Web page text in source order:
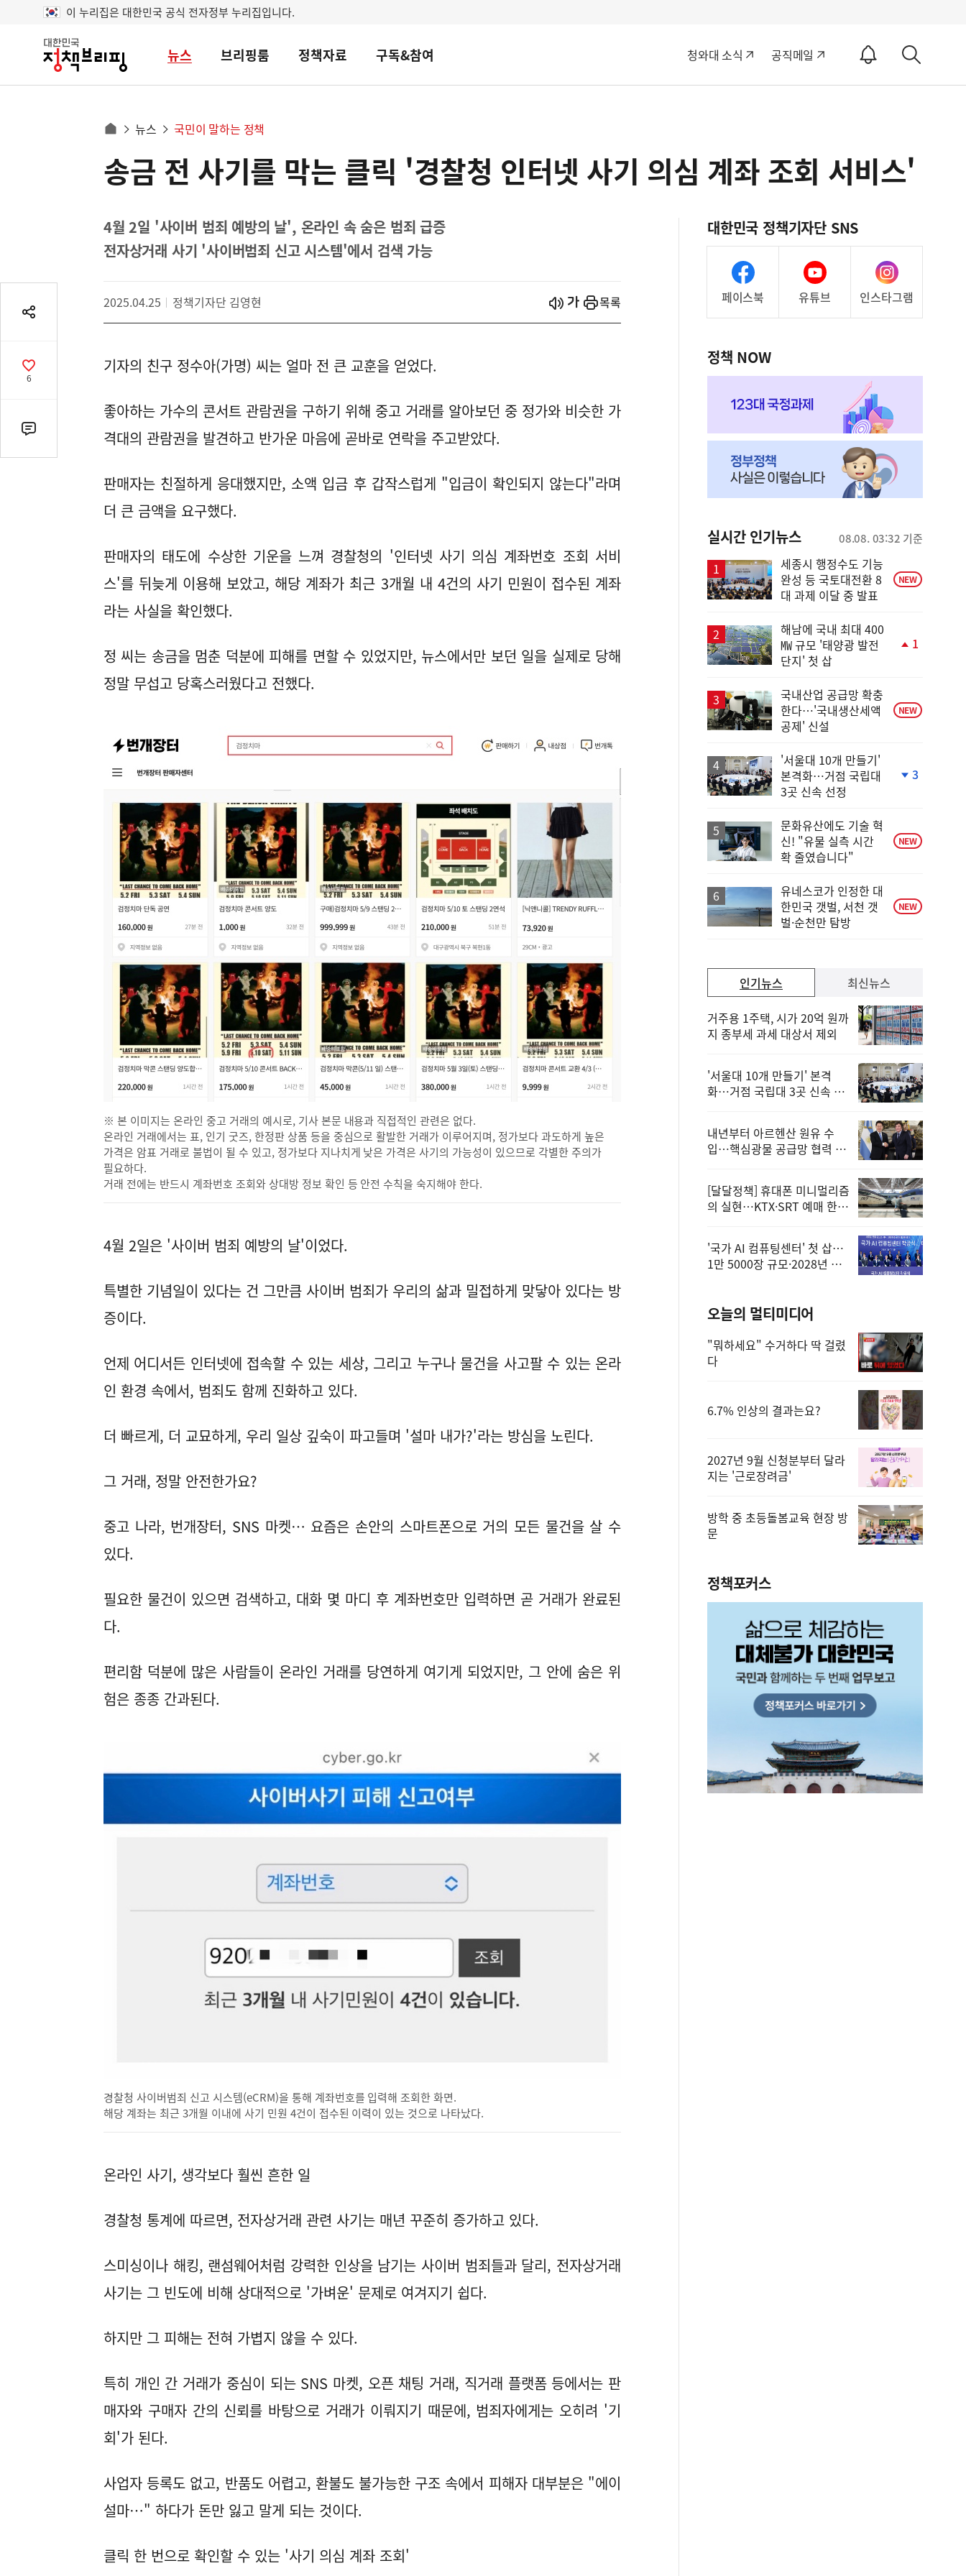
이 누리집은 대한민국 공식 전자정부 누리집입니다.
대
민
뉴스 브리핑룸 정책자료 구독&참여 청와대 소식 공직메일
알
ON
세
로
뉴스 국민이 말하는 정책
공
기
공
감
6
댓
글
송금 전 사기를 막는 클릭 '경찰청 인터넷 사기 의심 계좌 조회 서비스'
4월 2일 '사이버 범죄 예방의 날', 온라인 속 숨은 범죄 급증
전자상거래 사기 '사이버범죄 신고 시스템'에서 검색 가능
2025.04.25 정책기자단 김영현 시작
열기 목록
기자의 친구 정수아(가명) 씨는 얼마 전 큰 교훈을 얻었다.
좋아하는 가수의 콘서트 관람권을 구하기 위해 중고 거래를 알아보던 중 정가와 비슷한 가
격대의 관람권을 발견하고 반가운 마음에 곧바로 연락을 주고받았다.
판매자는 친절하게 응대했지만, 소액 입금 후 갑작스럽게 "입금이 확인되지 않는다"라며
더 큰 금액을 요구했다.
판매자의 태도에 수상한 기운을 느껴 경찰청의 '인터넷 사기 의심 계좌번호 조회 서비
스'를 뒤늦게 이용해 보았고, 해당 계좌가 최근 3개월 내 4건의 사기 민원이 접수된 계좌
라는 사실을 확인했다.
정 씨는 송금을 멈춘 덕분에 피해를 면할 수 있었지만, 뉴스에서만 보던 일을 실제로 당해
정말 무섭고 당혹스러웠다고 전했다.
※ 본 이미지는 온라인 중고 거래의 예시로, 기사 본문 내용과 직접적인 관련은 없다.
온라인 거래에서는 표, 인기 굿즈, 한정판 상품 등을 중심으로 활발한 거래가 이루어지며, 정가보다 과도하게 높은
가격은 암표 거래로 불법이 될 수 있고, 정가보다 지나치게 낮은 가격은 사기의 가능성이 있으므로 각별한 주의가
필요하다.
거래 전에는 반드시 계좌번호 조회와 상대방 정보 확인 등 안전 수칙을 숙지해야 한다.
4월 2일은 '사이버 범죄 예방의 날'이었다.
특별한 기념일이 있다는 건 그만큼 사이버 범죄가 우리의 삶과 밀접하게 맞닿아 있다는 방
증이다.
언제 어디서든 인터넷에 접속할 수 있는 세상, 그리고 누구나 물건을 사고팔 수 있는 온라
인 환경 속에서, 범죄도 함께 진화하고 있다.
더 빠르게, 더 교묘하게, 우리 일상 깊숙이 파고들며 '설마 내가?'라는 방심을 노린다.
그 거래, 정말 안전한가요?
중고 나라, 번개장터, SNS 마켓… 요즘은 손안의 스마트폰으로 거의 모든 물건을 살 수
있다.
필요한 물건이 있으면 검색하고, 대화 몇 마디 후 계좌번호만 입력하면 곧 거래가 완료된
다.
편리함 덕분에 많은 사람들이 온라인 거래를 당연하게 여기게 되었지만, 그 안에 숨은 위
험은 종종 간과된다.
경찰청 사이버범죄 신고 시스템(eCRM)을 통해 계좌번호를 입력해 조회한 화면.
해당 계좌는 최근 3개월 이내에 사기 민원 4건이 접수된 이력이 있는 것으로 나타났다.
온라인 사기, 생각보다 훨씬 흔한 일
경찰청 통계에 따르면, 전자상거래 관련 사기는 매년 꾸준히 증가하고 있다.
스미싱이나 해킹, 랜섬웨어처럼 강력한 인상을 남기는 사이버 범죄들과 달리, 전자상거래
사기는 그 빈도에 비해 상대적으로 '가벼운' 문제로 여겨지기 쉽다.
하지만 그 피해는 전혀 가볍지 않을 수 있다.
특히 개인 간 거래가 중심이 되는 SNS 마켓, 오픈 채팅 거래, 직거래 플랫폼 등에서는 판
매자와 구매자 간의 신뢰를 바탕으로 거래가 이뤄지기 때문에, 범죄자에게는 오히려 '기
회'가 된다.
사업자 등록도 없고, 반품도 어렵고, 환불도 불가능한 구조 속에서 피해자 대부분은 "에이
설마…" 하다가 돈만 잃고 말게 되는 것이다.
클릭 한 번으로 확인할 수 있는 '사기 의심 계좌 조회'
대한민국 정책기자단 SNS
페이스북 유튜브 인스타그램
정책 NOW
실시간 인기뉴스 08.08. 03:32 기준
세종시 행정수도 기능
완성 등 국토대전환 8
대 과제 이달 중 발표
NEW
해남에 국내 최대 400
㎿ 규모 '태양광 발전
단지' 첫 삽
1
국내산업 공급망 확충
한다…'국내생산세액
공제' 신설
NEW
'서울대 10개 만들기'
본격화…거점 국립대
3곳 신속 선정
3
문화유산에도 기술 혁
신! "유물 실측 시간
확 줄였습니다"
NEW
유네스코가 인정한 대
한민국 갯벌, 서천 갯
벌·순천만 탐방
NEW
인기뉴스
거주용 1주택, 시가 20억 원까
지 종부세 과세 대상서 제외
'서울대 10개 만들기' 본격
화…거점 국립대 3곳 신속 선
내년부터 아르헨산 원유 수
입…핵심광물 공급망 협력 체
[달달정책] 휴대폰 미니멀리즘
의 실현…KTX·SRT 예매 한
'국가 AI 컴퓨팅센터' 첫 삽…
1만 5000장 규모·2028년 완
최신뉴스
오늘의 멀티미디어
"뭐하세요" 수거하다 딱 걸렸
다
6.7% 인상의 결과는요?
2027년 9월 신청분부터 달라
지는 '근로장려금'
방학 중 초등돌봄교육 현장 방
문
정책포커스